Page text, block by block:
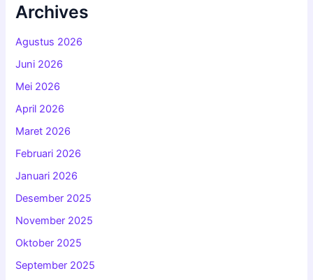
Archives
Agustus 2026
Juni 2026
Mei 2026
April 2026
Maret 2026
Februari 2026
Januari 2026
Desember 2025
November 2025
Oktober 2025
September 2025